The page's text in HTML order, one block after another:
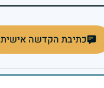
כתיבת הקדשה אישית